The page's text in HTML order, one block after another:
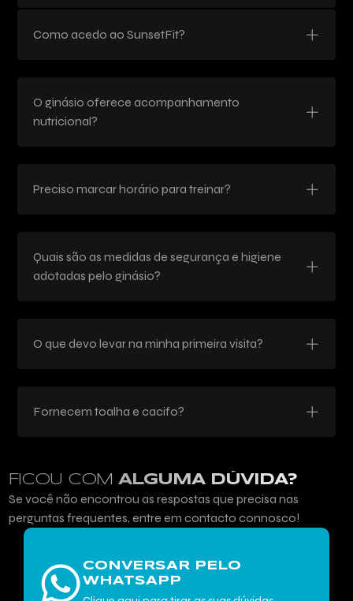
Como acedo ao SunsetFit?
O ginásio oferece acompanhamento
nutricional?
Preciso marcar horário para treinar?
Quais são as medidas de segurança e higiene
adotadas pelo ginásio?
O que devo levar na minha primeira visita?
Fornecem toalha e cacifo?
FICOU COMALGUMA DÚVIDA?
Se você não encontrou as respostas que precisa nas
perguntas frequentes, entre em contacto connosco!
CONVERSAR PELO
WHATSAPP